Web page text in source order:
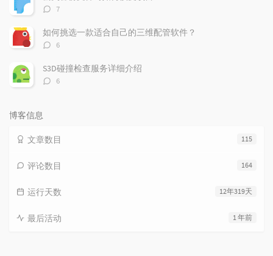
评
数：
7
如何挑选一款适合自己的三维配管软件？
评
数：
6
S3D碰撞检查服务详细介绍
评
6
博客信息
115
文章数目
164
评论数目
12年319天
运行天数
1 年前
最后活动